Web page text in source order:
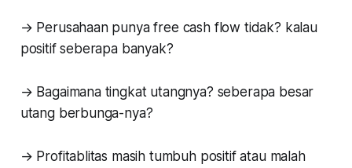
→ Perusahaan punya free cash flow tidak? kalau
positif seberapa banyak?
→ Bagaimana tingkat utangnya? seberapa besar
utang berbunga-nya?
→ Profitablitas masih tumbuh positif atau malah